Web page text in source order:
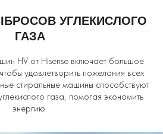
УГЛЕКИСЛОГО
ГАЗА
HV от Hisense включает большое
удовлетворить пожелания всех
стиральные машины способствуют
газа, помогая экономить
энергию.